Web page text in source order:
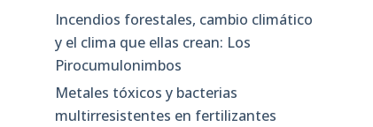
Incendios forestales, cambio climático
y el clima que ellas crean: Los
Pirocumulonimbos
Metales tóxicos y bacterias
multirresistentes en fertilizantes